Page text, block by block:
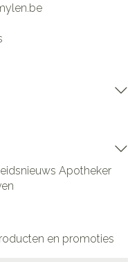
Apotheker
en promoties